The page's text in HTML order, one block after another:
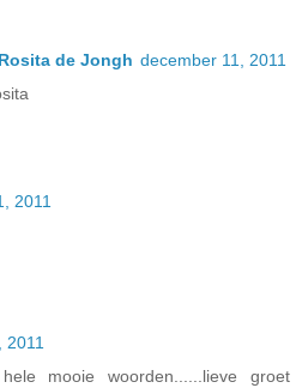
de Jongh december 11, 2011
2011
2011
mooie woorden......lieve groet